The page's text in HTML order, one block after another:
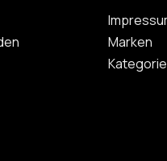
Marken